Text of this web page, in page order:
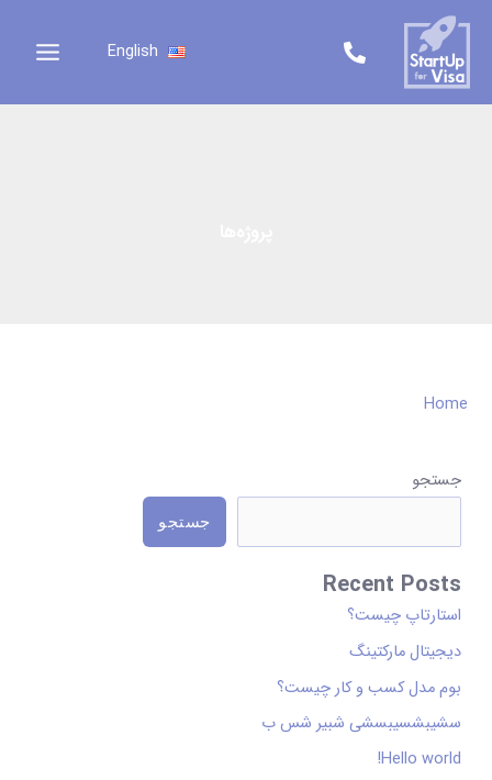
محتوا
English
جستجو
جستجو
Recent Posts
استارتاپ چیست؟
دیجیتال مارکتینگ
بوم مدل کسب و کار چیست؟
سشیبشسیبسشی شبیر شس ب
Hello world!
D
s
p
l
a
s
d
Home